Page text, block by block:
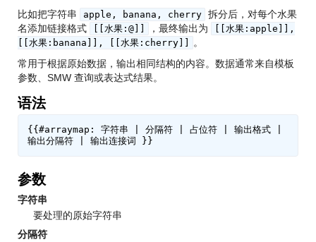
比如把字符串
apple, banana, cherry 拆分后，对每个水果
名添加链接格式
[[水果:@]] ，最终输出为
[[水果:apple]],
[[水果:banana]], [[水果:cherry]]
。
常用于根据原始数据，输出相同结构的内容。数据通常来自模板
参数、SMW 查询或表达式结果。
语法
{{#arraymap: 字符串 | 分隔符 | 占位符 | 输出格式 |
参数
字符串
要处理的原始字符串
分隔符